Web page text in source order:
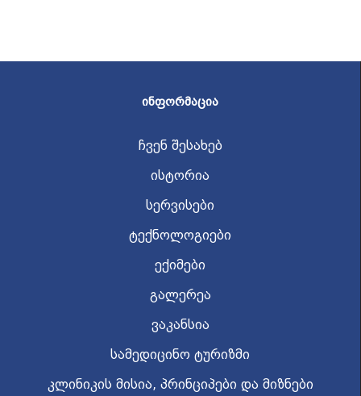
ᲘᲜᲤᲝᲠᲛᲐᲪᲘᲐ
ჩვენ შესახებ
ისტორია
სერვისები
ტექნოლოგიები
ექიმები
გალერეა
ვაკანსია
სამედიცინო ტურიზმი
კლინიკის მისია, პრინციპები და მიზნები